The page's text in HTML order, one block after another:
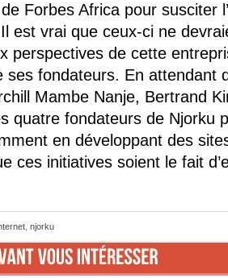
Forbes Africa pour susciter
est vrai que ceux-ci ne
perspectives de cette
ses fondateurs. En attendant
Mambe Nanje, Bertrand
quatre fondateurs de Njorku
en développant des
ces initiatives soient le fait
njorku